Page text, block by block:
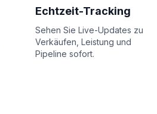
Echtzeit-Tracking
Sehen Sie Live-Updates zu
Verkäufen, Leistung und
Pipeline sofort.